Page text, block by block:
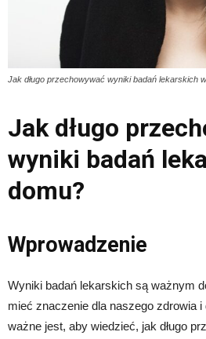
Jak długo przechowywać wyniki badań lekarskich
Jak długo
wyniki badań
domu?
Wprowadzenie
Wyniki badań lekarskich są ważnym
mieć znaczenie dla naszego zdrowia i
ważne jest, aby wiedzieć, jak długo